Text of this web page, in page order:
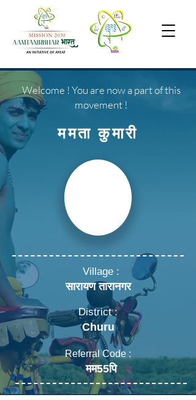
ममता कुमारी
Village :
सारायण तारानगर
District :
Churu
Referral Code :
मम55पि
Welcome ! You are now a part of this
movement !